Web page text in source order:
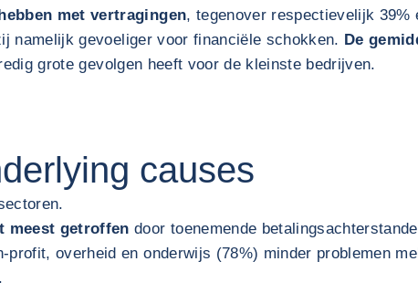
met vertragingen, tegenover respectievelijk 39%
namelijk gevoeliger voor financiële schokken. De
grote gevolgen heeft voor de kleinste bedrijven.
causes
meest getroffen door toenemende
overheid en onderwijs (78%) minder problemen